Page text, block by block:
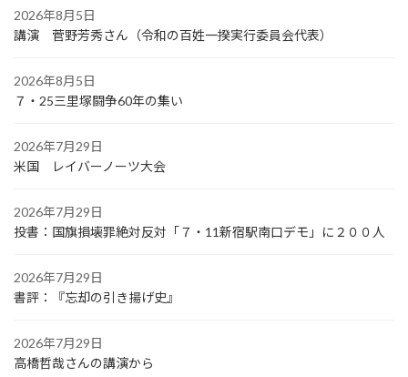
2026年8月5日
講演 菅野芳秀さん（令和の百姓一揆実行委員会代表）
2026年8月5日
７・25三里塚闘争60年の集い
2026年7月29日
米国 レイバーノーツ大会
2026年7月29日
投書：国旗損壊罪絶対反対「７・11新宿駅南口デモ」に２００人
2026年7月29日
書評：『忘却の引き揚げ史』
2026年7月29日
高橋哲哉さんの講演から